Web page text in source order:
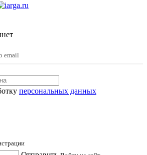
email
персональных данных